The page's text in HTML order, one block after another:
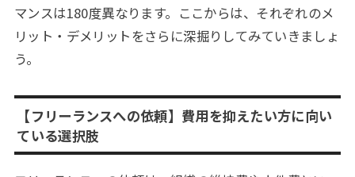
マンスは180度異なります。ここからは、それぞれのメ
リット・デメリットをさらに深掘りしてみていきましょ
う。
【フリーランスへの依頼】費用を抑えたい方に向い
ている選択肢